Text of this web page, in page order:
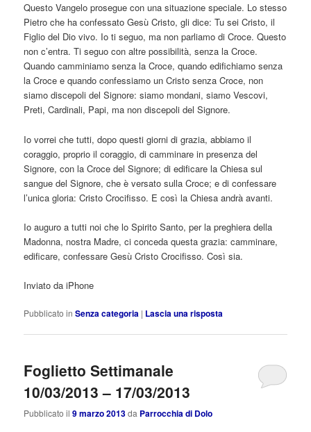
Questo Vangelo prosegue con una situazione speciale. Lo stesso
Pietro che ha confessato Gesù Cristo, gli dice: Tu sei Cristo, il
Figlio del Dio vivo. Io ti seguo, ma non parliamo di Croce. Questo
non c’entra. Ti seguo con altre possibilità, senza la Croce.
Quando camminiamo senza la Croce, quando edifichiamo senza
la Croce e quando confessiamo un Cristo senza Croce, non
siamo discepoli del Signore: siamo mondani, siamo Vescovi,
Preti, Cardinali, Papi, ma non discepoli del Signore.
Io vorrei che tutti, dopo questi giorni di grazia, abbiamo il
coraggio, proprio il coraggio, di camminare in presenza del
Signore, con la Croce del Signore; di edificare la Chiesa sul
sangue del Signore, che è versato sulla Croce; e di confessare
l’unica gloria: Cristo Crocifisso. E così la Chiesa andrà avanti.
Io auguro a tutti noi che lo Spirito Santo, per la preghiera della
Madonna, nostra Madre, ci conceda questa grazia: camminare,
edificare, confessare Gesù Cristo Crocifisso. Così sia.
Inviato da iPhone
Pubblicato in Senza categoria | Lascia una risposta
Foglietto Settimanale
10/03/2013 – 17/03/2013
Pubblicato il9 marzo 2013da Parrocchia di Dolo